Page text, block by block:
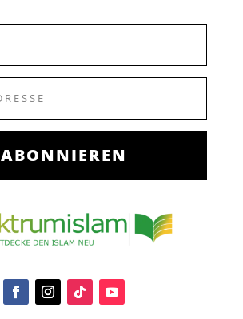
ABONNIEREN